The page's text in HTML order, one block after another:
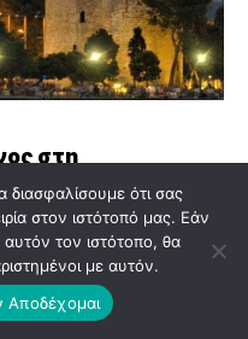
στη
διασφαλίσουμε ότι σας
στον ιστότοπό μας. Εάν
αυτόν τον ιστότοπο, θα
με αυτόν.
Αποδέχομαι